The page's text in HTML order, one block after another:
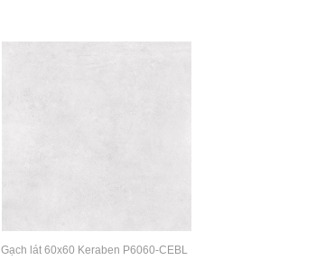
Gạch lát 60x60 Keraben P6060-CEBL